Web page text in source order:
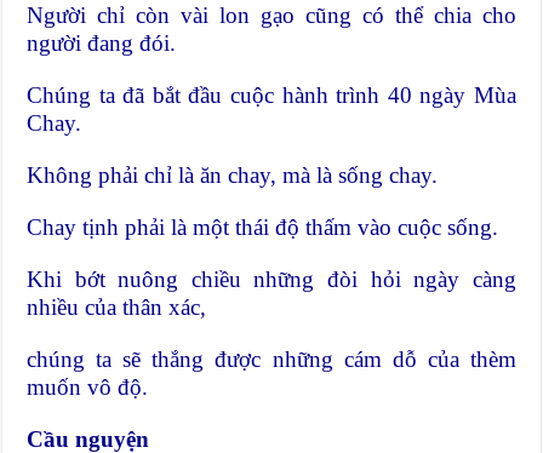
Người chỉ còn vài lon gạo cũng có thể chia cho
người đang đói.
Chúng ta đã bắt đầu cuộc hành trình 40 ngày Mùa
Chay.
Không phải chỉ là ăn chay, mà là sống chay.
Chay tịnh phải là một thái độ thấm vào cuộc sống.
Khi bớt nuông chiều những đòi hỏi ngày càng
nhiều của thân xác,
chúng ta sẽ thắng được những cám dỗ của thèm
muốn vô độ.
Cầu nguyện